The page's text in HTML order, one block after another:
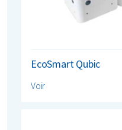
EcoSmart Qubic
Voir